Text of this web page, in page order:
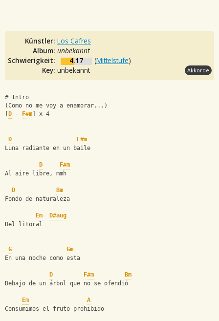
Künstler: Los Cafres
Album: unbekannt
Schwierigkeit:
4.17 (Mittelstufe)
Key: unbekannt Akkorde
# Intro
(Como no me voy a enamorar...)
D - F#m ] x 4
D
F#m
Luna radiante en un baile
D
F#m
Al aire libre, mmh
D
Bm
Fondo de naturaleza
Em
D#aug
Del litoral
G
Gm
En una noche como esta
D F#m
Bm
Debajo de un árbol que no se ofendió
Em
A
Consumimos el fruto prohibido